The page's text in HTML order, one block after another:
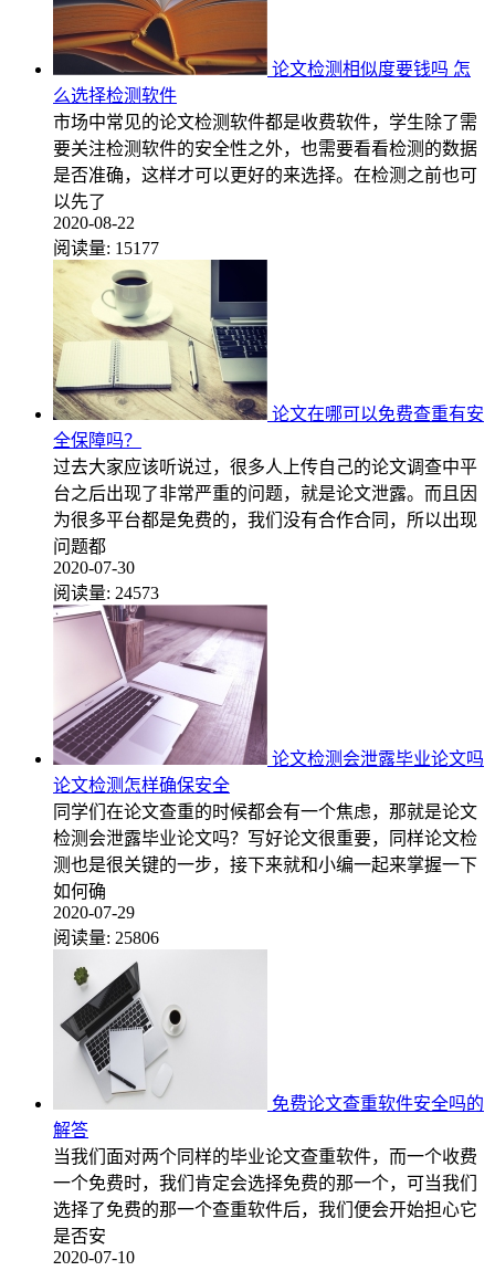
论文检测相似度要钱吗 怎
么选择检测软件
市场中常见的论文检测软件都是收费软件，学生除了需
要关注检测软件的安全性之外，也需要看看检测的数据
是否准确，这样才可以更好的来选择。在检测之前也可
以先了
2020-08-22
阅读量: 15177
论文在哪可以免费查重有安
全保障吗？
过去大家应该听说过，很多人上传自己的论文调查中平
台之后出现了非常严重的问题，就是论文泄露。而且因
为很多平台都是免费的，我们没有合作合同，所以出现
问题都
2020-07-30
阅读量: 24573
论文检测会泄露毕业论文吗
论文检测怎样确保安全
同学们在论文查重的时候都会有一个焦虑，那就是论文
检测会泄露毕业论文吗？写好论文很重要，同样论文检
测也是很关键的一步，接下来就和小编一起来掌握一下
如何确
2020-07-29
阅读量: 25806
免费论文查重软件安全吗的
解答
当我们面对两个同样的毕业论文查重软件，而一个收费
一个免费时，我们肯定会选择免费的那一个，可当我们
选择了免费的那一个查重软件后，我们便会开始担心它
是否安
2020-07-10